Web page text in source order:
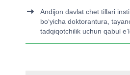
Andijon davlat chet tillari
bo‘yicha doktorantura,
tadqiqotchilik uchun qabul